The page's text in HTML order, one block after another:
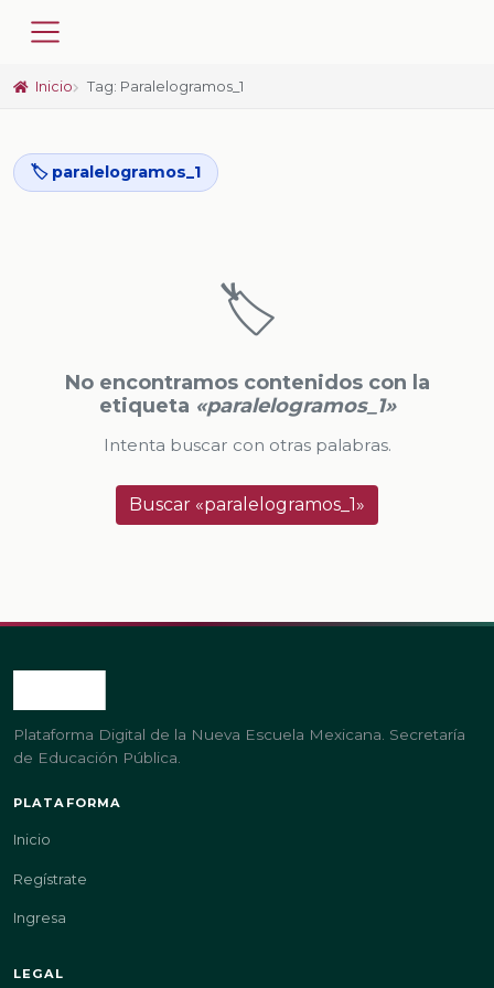
Inicio Tag: Paralelogramos_1
🏷️ paralelogramos_1
🏷️
No encontramos contenidos con la
etiqueta «paralelogramos_1»
Intenta buscar con otras palabras.
Buscar «paralelogramos_1»
Plataforma Digital de la Nueva Escuela Mexicana. Secretaría
de Educación Pública.
PLATAFORMA
Inicio
Regístrate
Ingresa
LEGAL